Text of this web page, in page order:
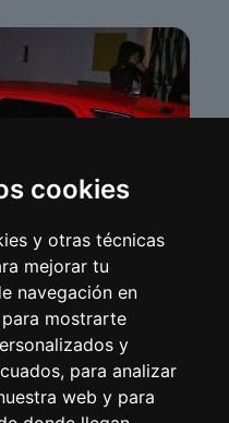
cookies
y otras técnicas
mejorar tu
navegación en
mostrarte
y
para analizar
web y para
Show